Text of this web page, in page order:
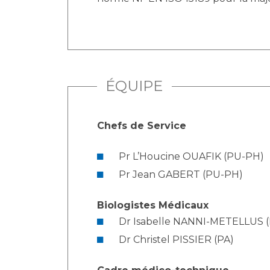
ÉQUIPE
Chefs de Service
Pr L’Houcine OUAFIK (PU-PH)
Pr Jean GABERT (PU-PH)
Biologistes Médicaux
Dr Isabelle NANNI-METELLUS
Dr Christel PISSIER (PA)